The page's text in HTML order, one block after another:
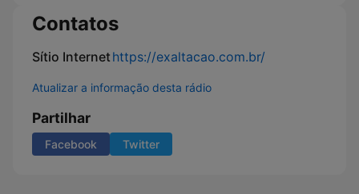
Contatos
Sítio Internethttps://exaltacao.com.br/
Atualizar a informação desta rádio
Partilhar
Facebook Twitter